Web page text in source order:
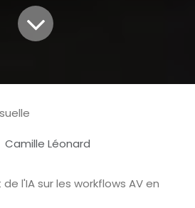
Camille Léonard
l'IA sur les workflows AV en